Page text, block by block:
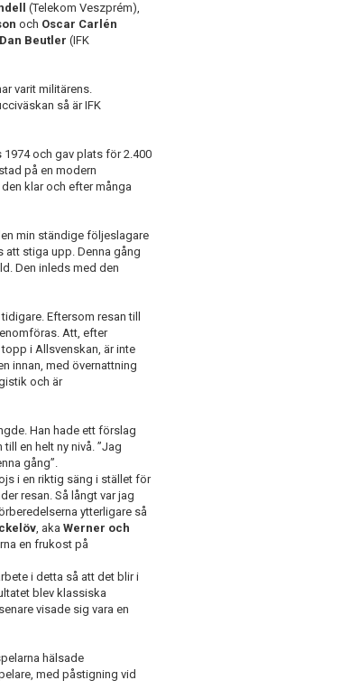
(Telekom Veszprém),
och Oscar Carlén
Dan Beutler (IFK
varit militärens.
så är IFK
och gav plats för 2.400
på en modern
klar och efter många
min ständige följeslagare
att stiga upp. Denna gång
Den inleds med den
Eftersom resan till
Att, efter
i Allsvenskan, är inte
innan, med övernattning
och är
Han hade ett förslag
en helt ny nivå. ”Jag
gång”.
i en riktig säng i stället för
resan. Så långt var jag
ytterligare så
, aka Werner och
en frukost på
i detta så att det blir i
blev klassiska
visade sig vara en
hälsade
med påstigning vid